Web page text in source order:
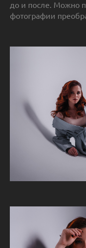
до и после. Можно
фотографии